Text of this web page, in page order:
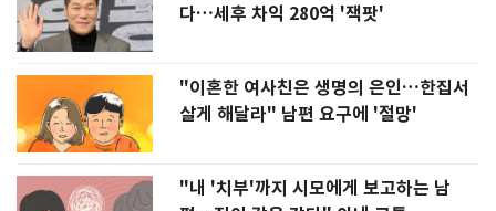
다…세후 차익 280억 '잭팟'
"이혼한 여사친은 생명의 은인…한집서
살게 해달라" 남편 요구에 '절망'
"내 '치부'까지 시모에게 보고하는 남